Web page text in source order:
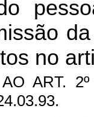
no
ART.